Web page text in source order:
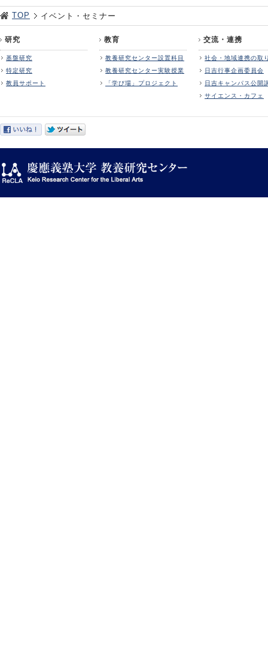
TOP イベント・セミナー
研究
基盤研究
特定研究
教員サポート
教育
教養研究センター設置科目
教養研究センター実験授業
「学び場」プロジェクト
交流・連携
社会・地域連携の取
日吉行事企画委員会
日吉キャンパス公開
サイエンス・カフェ